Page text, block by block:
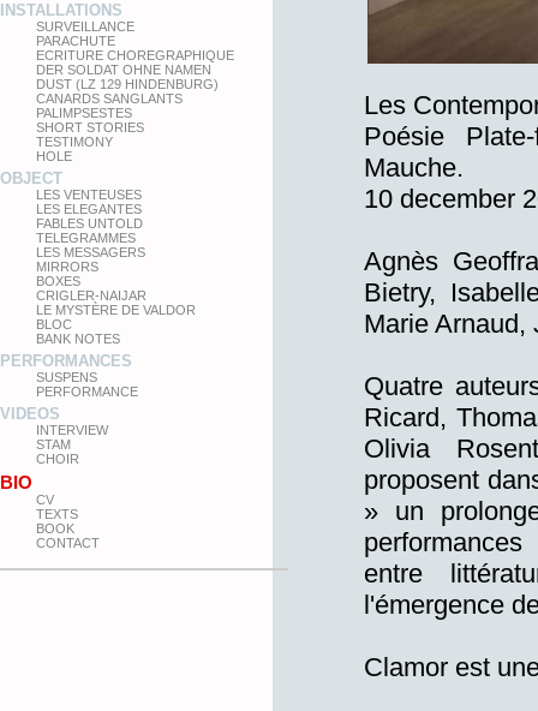
INSTALLATIONS
SURVEILLANCE
PARACHUTE
ECRITURE CHOREGRAPHIQUE
DER SOLDAT OHNE NAMEN
DUST (LZ 129 HINDENBURG)
CANARDS SANGLANTS
PALIMPSESTES
SHORT STORIES
TESTIMONY
HOLE
OBJECT
LES VENTEUSES
LES ELEGANTES
FABLES UNTOLD
TELEGRAMMES
LES MESSAGERS
MIRRORS
BOXES
CRIGLER-NAIJAR
LE MYSTÈRE DE VALDOR
BLOC
BANK NOTES
PERFORMANCES
SUSPENS
PERFORMANCE
VIDEOS
INTERVIEW
STAM
CHOIR
BIO
CV
TEXTS
BOOK
CONTACT
Les
Poésie
Mauche.
10 december
Agnès
Bietry,
Marie Arnaud,
Quatre
Ricard,
Olivia
proposent
» un
entre
l'émergence
Clamor est